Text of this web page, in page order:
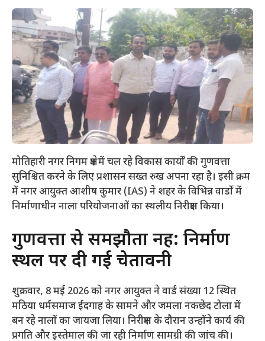
मोतिहारी नगर निगम क्षेत्र में चल रहे विकास कार्यों की गुणवत्ता
सुनिश्चित करने के लिए प्रशासन सख्त रुख अपना रहा है। इसी क्रम
में नगर आयुक्त आशीष कुमार (IAS) ने शहर के विभिन्न वार्डों में
निर्माणाधीन नाला परियोजनाओं का स्थलीय निरीक्षण किया।
​गुणवत्ता से समझौता नहीं: निर्माण
स्थल पर दी गई चेतावनी
​शुक्रवार, 8 मई 2026 को नगर आयुक्त ने वार्ड संख्या 12 स्थित
मठिया धर्मसमाज ईदगाह के सामने और जमला नकछेद टोला में
बन रहे नालों का जायजा लिया। निरीक्षण के दौरान उन्होंने कार्य की
प्रगति और इस्तेमाल की जा रही निर्माण सामग्री की जांच की।